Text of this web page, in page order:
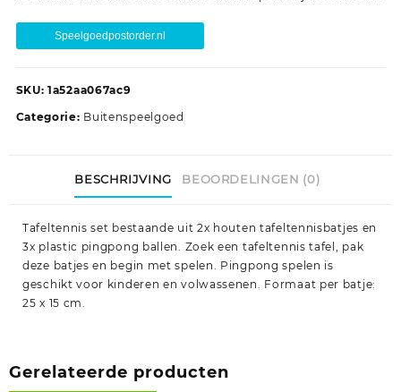
Speelgoedpostorder.nl
SKU: 1a52aa067ac9
Categorie: Buitenspeelgoed
BESCHRIJVING BEOORDELINGEN (0)
Tafeltennis set bestaande uit 2x houten tafeltennisbatjes en
3x plastic pingpong ballen. Zoek een tafeltennis tafel, pak
deze batjes en begin met spelen. Pingpong spelen is
geschikt voor kinderen en volwassenen. Formaat per batje:
25 x 15 cm.
Gerelateerde producten